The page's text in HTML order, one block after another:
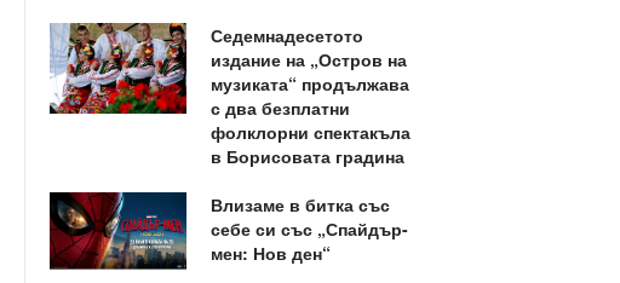
Седемнадесетото
издание на „Остров на
музиката“ продължава
с два безплатни
фолклорни спектакъла
в Борисовата градина
Влизаме в битка със
себе си със „Спайдър-
мен: Нов ден“